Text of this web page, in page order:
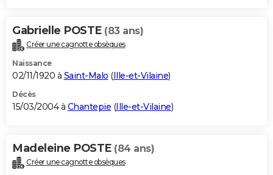
Gabrielle POSTE (83 ans)
Créer une cagnotte obsèques
Naissance
02/11/1920 à Saint-Malo (Ille-et-Vilaine)
Décès
15/03/2004 à Chantepie (Ille-et-Vilaine)
Madeleine POSTE (84 ans)
Créer une cagnotte obsèques